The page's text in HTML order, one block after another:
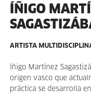
ÍÑIGO
ARTISTA
Íñigo Martínez
origen vasco que
práctica se desarrolla